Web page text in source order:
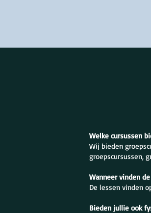
Welke cursussen
Wij bieden
groepscursussen,
Wanneer vinden
De lessen vinden
Bieden jullie ook